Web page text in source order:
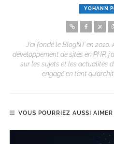
YOHANN
J’ai fondé le BlogNT en
développement de sites en PHP,
sur les sujets et les actualités
engagé en tant
VOUS POURRIEZ AUSSI AIMER